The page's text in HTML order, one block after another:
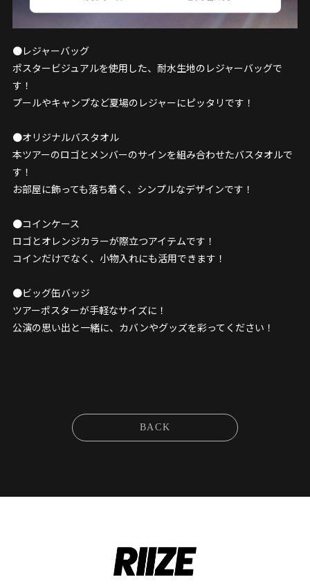
●レジャーバッグ
ポスタービジュアルを使用した、耐水生地のレジャーバッグで
す！
プールやキャンプなど夏場のレジャーにピッタリです！
●オリジナルバスタオル
本ツアーのロゴとメンバーのサインを組み合わせたバスタオルで
す！
お部屋に飾っても落ち着く、シンプルなデザインです！
●コインケース
ロゴとオレンジカラーが際立つアイテムです！
コインだけでなく、小物入れにも活用できます！
●ビッグ缶バッジ
ツアーポスターが手軽なサイズに！
公演の思い出と一緒に、カバンやグッズを彩ってください！
BACK